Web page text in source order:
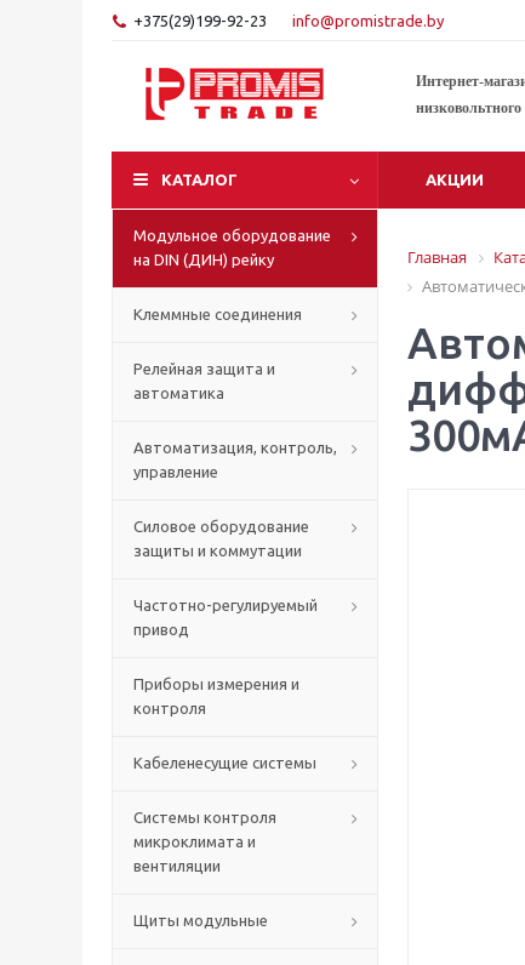
+375(29)199-92-23 info@promistrade.by
Интернет-
КАТАЛОГ АКЦИИ
Модульное оборудование
на DIN (ДИН) рейку
Клеммные соединения
Релейная защита и
автоматика
Автоматизация, контроль,
управление
Силовое оборудование
защиты и коммутации
Частотно-регулируемый
привод
Приборы измерения и
контроля
Кабеленесущие системы
Системы контроля
микроклимата и
вентиляции
Щиты модульные
Главная